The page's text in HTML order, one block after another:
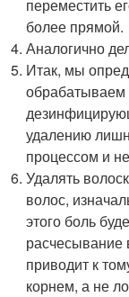
переместить
более прямой.
Аналогично
Итак, мы
обрабатываем
удалению
процессом и
Удалять
волос,
этого боль
расчесывание
приводит к
корнем, а не